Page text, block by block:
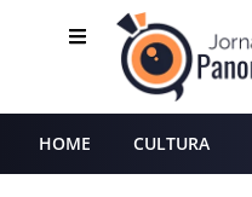
HOME CULTURA